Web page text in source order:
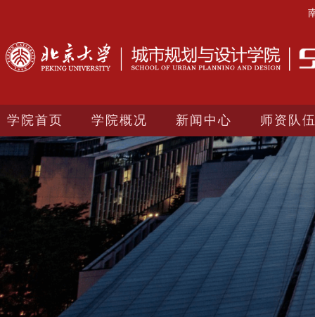
学院首页 学院概况 新闻中心 师资队